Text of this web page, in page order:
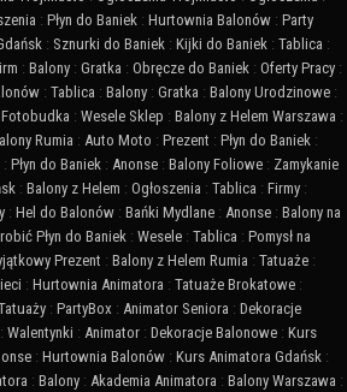
: Płyn do Baniek : Hurtownia Balonów : Party
: Sznurki do Baniek : Kijki do Baniek : Tablica :
: Balony : Gratka : Obręcze do Baniek : Oferty Pracy :
: Tablica : Balony : Gratka : Balony Urodzinowe :
Fotobudka : Wesele Sklep : Balony z Helem Warszawa :
Rumia : Auto Moto : Prezent : Płyn do Baniek :
: Płyn do Baniek : Anonse : Balony Foliowe : Zamykanie
: Balony z Helem : Ogłoszenia : Tablica : Firmy :
: Hel do Balonów : Bańki Mydlane : Anonse : Balony na
Płyn do Baniek : Wesele : Tablica : Pomysł na
Prezent : Balony z Helem Rumia : Tatuaże :
: Hurtownia Animatora : Tatuaże Brokatowe :
: PartyBox : Animator Seniora : Dekoracje
: Walentynki : Animator : Dekoracje Balonowe : Kurs
: Hurtownia Balonów : Kurs Animatora Gdańsk :
: Balony : Akademia Animatora : Balony Warszawa :